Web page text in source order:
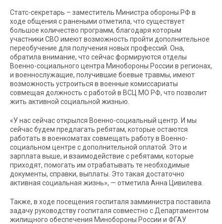
Статс-секретарь – заместитель Министра обороны РФ в
ходе общения с ранеными отметила, что существует
большое количество программ, благодаря которым
участники СВО имеют возможность пройти дополнительное
переобучение для получения новых профессий. Она,
обратила внимание, что сейчас формируются отделы
Военно-социального центра Минобороны России в регионах,
и военнослужащие, получившие боевые травмы, имеют
возможность устроиться в военные комиссариаты
совмещая должность с работой в ВСЦ МО РФ, что позволит
жить активной социальной жизнью.
«У нас сейчас открылся Военно-социальный центр. И мы
сейчас будем предлагать ребятам, которые остаются
работать в военкоматах совмещать работу в Военно-
социальном центре с дополнительной оплатой. Это и
зарплата выше, и взаимодействие с ребятами, которые
приходят, помогать им отрабатывать те необходимые
документы, справки, выплаты. Это такая достаточно
активная социальная жизнь», — отметила Анна Цивилева.
Также, в ходе посещения госпиталя замминистра поставила
задачу руководству госпиталя совместно с Департаментом
жилищного обеспечения Минобороны России и ФГАУ